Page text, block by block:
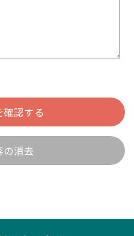
認する
の消去